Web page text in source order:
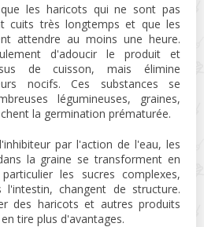
les haricots qui ne sont pas
cuits très longtemps et que les
attendre au moins une heure.
d'adoucir le produit et
de cuisson, mais élimine
nocifs. Ces substances se
légumineuses, graines,
la germination prématurée.
par l'action de l'eau, les
la graine se transforment en
les sucres complexes,
changent de structure.
des haricots et autres produits
tire plus d'avantages.